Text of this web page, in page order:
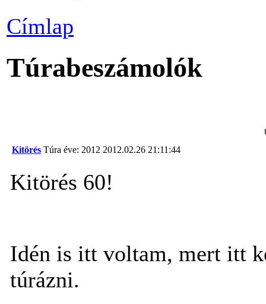
Címlap
Túrabeszámolók
Kitörés Túra éve: 2012 2012.02.26 21:11:44
Kitörés 60!
Idén is itt voltam, mert itt
túrázni.